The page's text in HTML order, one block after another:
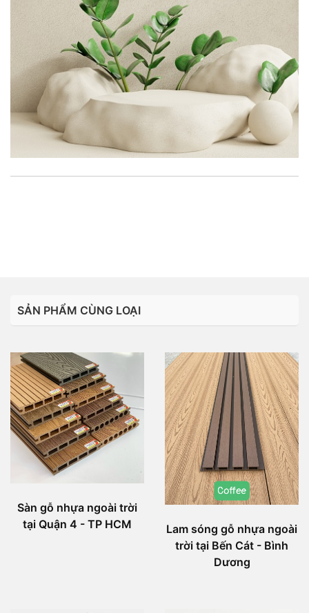
SẢN PHẨM CÙNG LOẠI
Sàn gỗ nhựa ngoài trời
tại Quận 4 - TP HCM
Lam sóng gỗ nhựa ngoài
trời tại Bến Cát - Bình
Dương